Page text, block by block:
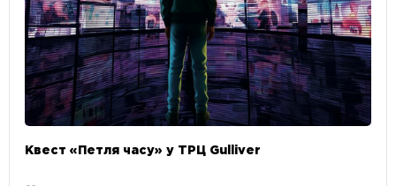
Квест «Петля часу» у ТРЦ Gulliver